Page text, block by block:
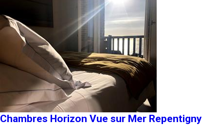
Chambres Horizon Vue sur Mer Repentigny